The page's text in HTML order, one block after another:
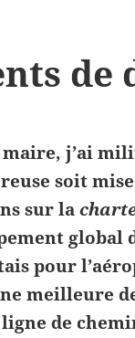
de
j’ai
soit mise
sur la
pour
meilleure
de